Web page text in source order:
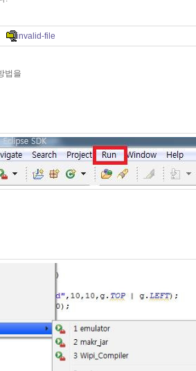
invalid-file
법을